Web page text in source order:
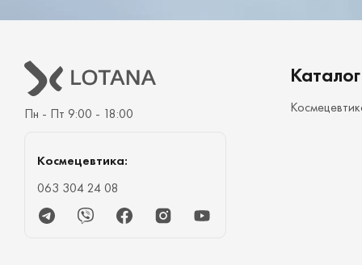
Пн - Пт 9:00 - 18:00
Космецевтика:
063 304 24 08
TelegramViber FacebookInstagramYoutube
Каталог